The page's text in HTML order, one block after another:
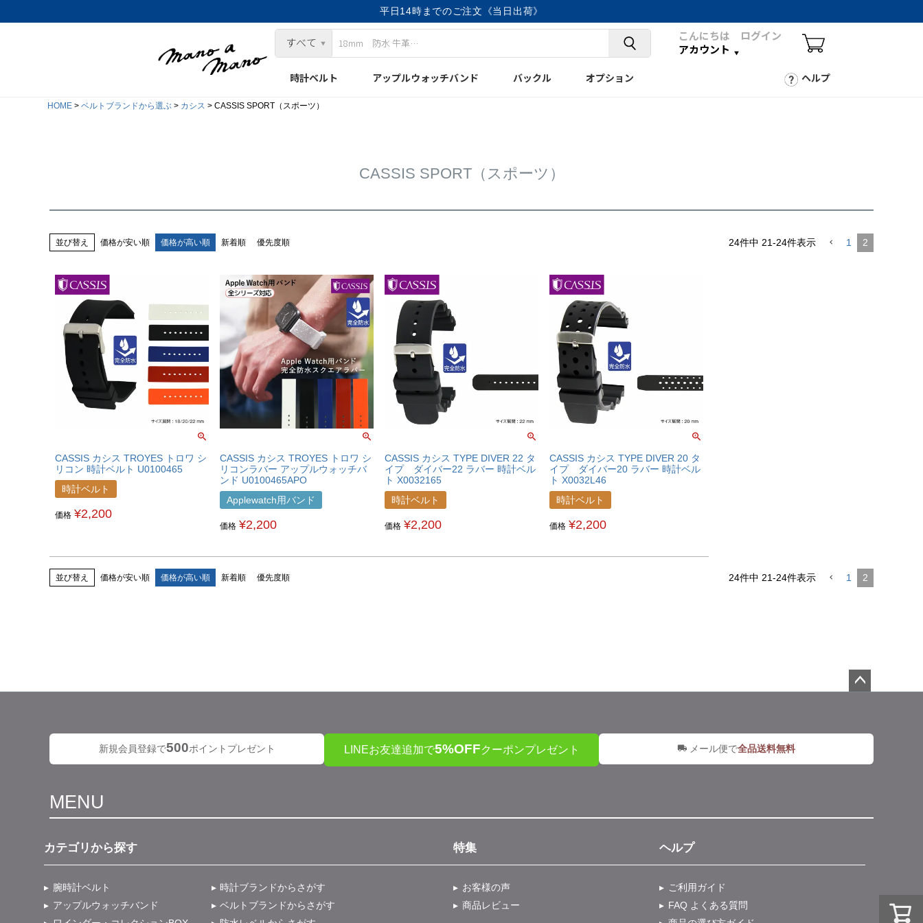
平日14時までのご注文《当日出荷》
こんにちは ログイン
アカウント
時計ベルト アップルウォッチバンド バックル オプション ヘルプ
HOME ベルトブランドから選ぶ カシス CASSIS SPORT（スポーツ）
CASSIS SPORT（スポーツ）
並び替え 価格が安い順 価格が高い順 新着順 優先度順 24件中 21-24件表示 1 2
CASSIS カシス TROYES トロワ シ
リコン 時計ベルト U0100465
時計ベルト
価格 ¥2,200
CASSIS カシス TROYES トロワ シ
リコンラバー アップルウォッチバ
ンド U0100465APO
Applewatch用バンド
価格 ¥2,200
CASSIS カシス TYPE DIVER 22 タ
イプ ダイバー22 ラバー 時計ベル
ト X0032165
時計ベルト
価格 ¥2,200
CASSIS カシス TYPE DIVER 20 タ
イプ ダイバー20 ラバー 時計ベル
ト X0032L46
時計ベルト
価格 ¥2,200
並び替え 価格が安い順 価格が高い順 新着順 優先度順 24件中 21-24件表示 1 2
新規会員登録で500ポイントプレゼント LINEお友達追加で5%OFFクーポンプレゼント メール便で全品送料無料
MENU
カテゴリから探す
腕時計ベルト
時計ブランドからさがす
アップルウォッチバンド
ベルトブランドからさがす
特集
お客様の声
商品レビュー
ヘルプ
ご利用ガイド
FAQ よくある質問